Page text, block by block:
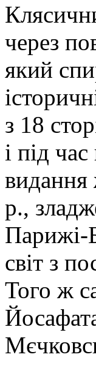
через
який
з 18
і під
видання
р.,
Парижі-
світ з
Того ж